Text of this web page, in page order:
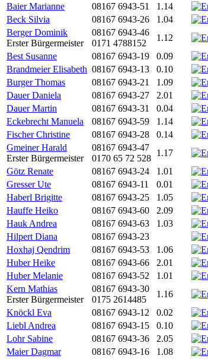
Baier Marianne
08167 6943-51 1.14
Beck Silvia
08167 6943-26 1.04
Berger Dominik
Erster Bürgermeister
08167 6943-46
0171 4788152
1.12
Best Susanne
08167 6943-19 0.09
Brandmeier Elisabeth 08167 6943-13 0.10
Burger Thomas
08167 6943-21 1.09
Dauer Daniela
08167 6943-27 2.01
Dauer Martin
08167 6943-31 0.04
Eckebrecht Manuela
08167 6943-59 1.14
Fischer Christine
08167 6943-28 0.14
Gmeiner Harald
Erster Bürgermeister
08167 6943-47
0170 65 72 528
1.17
Götz Renate
08167 6943-24 1.01
Gresser Ute
08167 6943-11 0.01
Haberl Brigitte
08167 6943-25 1.05
Hauffe Heiko
08167 6943-60 2.09
Hauk Andrea
08167 6943-63 1.03
Hilpert Diana
08167 6943-23
Hoxhaj Qendrim
08167 6943-53 1.06
Huber Heike
08167 6943-66 2.01
Huber Melanie
08167 6943-52 1.01
Kern Mathias
Erster Bürgermeister
08167 6943-30
0175 2614485
1.16
Knöckl Eva
08167 6943-12 0.02
Liebl Andrea
08167 6943-15 0.10
Lohr Sabine
08167 6943-36 2.05
Maier Dagmar
08167 6943-16 1.08